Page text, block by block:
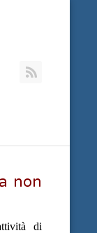
non
di